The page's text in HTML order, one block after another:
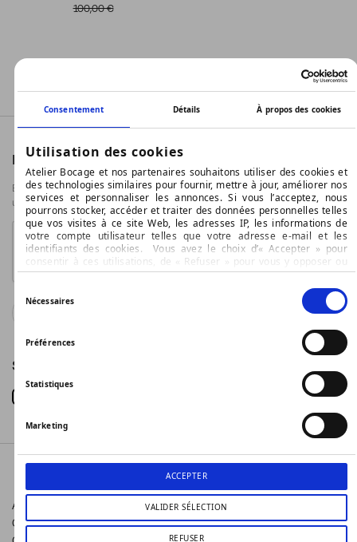
Consentement Détails À propos des cookies
Utilisation des cookies
Atelier Bocage et nos partenaires souhaitons utiliser des cookies et
des technologies similaires pour fournir, mettre à jour, améliorer nos
services et personnaliser les annonces. Si vous l’acceptez, nous
pourrons stocker, accéder et traiter des données personnelles telles
que vos visites à ce site Web, les adresses IP, les informations de
votre compte utilisateur telles que votre adresse e-mail et les
identifiants des cookies. Vous avez le choix d’« Accepter » pour
consentir à ces utilisations, de « Refuser » pour vous y opposer ou
de sélectionner vos préférences concernant chaque catégorie de
cookie en cliquant sur « Valider la sélection » pour valider vos
options. Vous pouvez à tout moment modifier vos préférences en
Nécessaires
Préférences
Statistiques
Marketing
ACCEPTER
VALIDER SÉLECTION
REFUSER
100,00 €
RETROUVEZ TOUTES NOS ACTUALITÉS
En soumettant ce formulaire, j’accepte que les informations saisies soient
utilisées pour permettre de m’envoyer la newsletter
SUIVEZ BOCAGE
Accueil
Collection Femme
A propos
FAQ